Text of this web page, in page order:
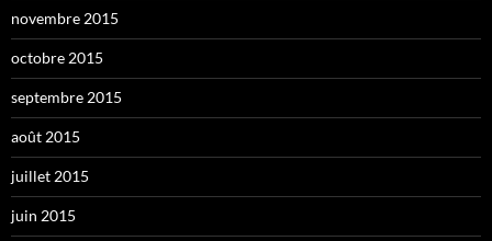
novembre 2015
octobre 2015
septembre 2015
août 2015
juillet 2015
juin 2015